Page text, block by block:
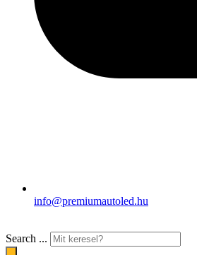
info@premiumautoled.hu
Search ...